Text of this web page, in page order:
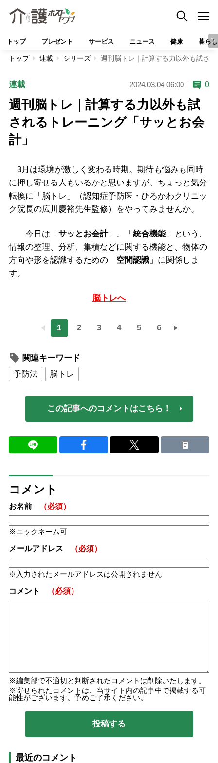
トップ プレゼント サービス ニュース 健康 暮らし
トップ 連載 シリーズ 週刊脳トレ｜計算する力以外も試さ
連載 2024.03.04 06:00 0
週刊脳トレ｜計算する力以外も試
されるトレーニング「サッとお会
計」
3月は環境が激しく変わる時期。期待も悩みも同時
に押し寄せる人もいるかと思いますが、ちょっと気分
転換に「脳トレ」（認知症予防医・ひろかわクリニッ
ク院長の広川慶裕先生監修）をやってみませんか。
今日は「 サッとお会計」。「 統合機能」という、
情報の整理、分析、集積などに関する機能と、物体の
方向や形を認識するための「 空間認識」に関係しま
す。
脳トレへ
1 2 3 4 5 6
関連キーワード
予防法
脳トレ
この記事へのコメントはこちら！
コメント
お名前 （必須）
ニックネーム可
メールアドレス （必須）
入力されたメールアドレスは公開されません
コメント （必須）
編集部で不適切と判断されたコメントは削除いたします。
寄せられたコメントは、当サイト内の記事中で掲載する可
能性がございます。予めご了承ください。
最近のコメント